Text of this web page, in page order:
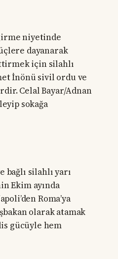
niyetinde
dayanarak
için silahlı
İnönü sivil ordu ve
Celal Bayar/Adnan
sokağa
silahlı yarı
Ekim ayında
Roma’ya
olarak atamak
gücüyle hem